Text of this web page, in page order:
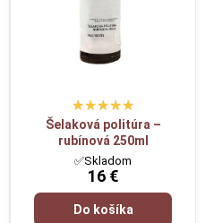
Šelaková politúra –
rubínová 250ml
✅Skladom
16 €
Do košíka